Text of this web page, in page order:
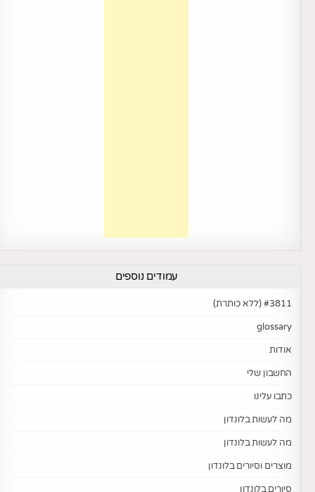
עמודים נוספים
#3811 (ללא כותרת)
glossary
אודות
החשבון שלי
כתבו עלינו
מה לעשות בלונדון
מה לעשות בלונדון
מוצרים וסיורים בלונדון
סיורים בלונדון